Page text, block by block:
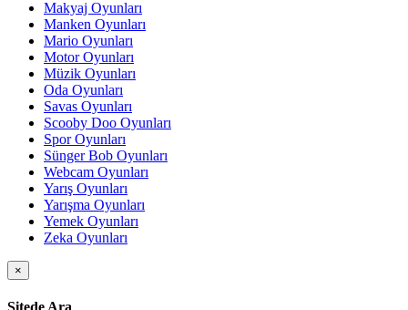
Makyaj Oyunları
Manken Oyunları
Mario Oyunları
Motor Oyunları
Müzik Oyunları
Oda Oyunları
Savas Oyunları
Scooby Doo Oyunları
Spor Oyunları
Sünger Bob Oyunları
Webcam Oyunları
Yarış Oyunları
Yarışma Oyunları
Yemek Oyunları
Zeka Oyunları
×
Sitede Ara